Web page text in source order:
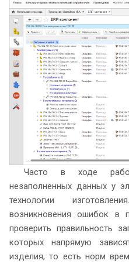
Часто в ходе
незаполненных данных у
технологии
возникновения ошибок в
проверить правильность
которых напрямую
изделия, то есть норм